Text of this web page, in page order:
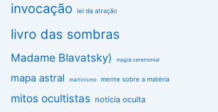
invocação lei da atração
livro das sombras
Madame Blavatsky) magia ceremonial
mapa astral martinismo mente sobre a matéria
mitos ocultistas notícia oculta